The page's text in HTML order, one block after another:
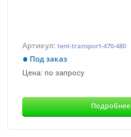
Артикул: tent-transport-470-480
Под заказ
Цена: по запросу
Подробнее